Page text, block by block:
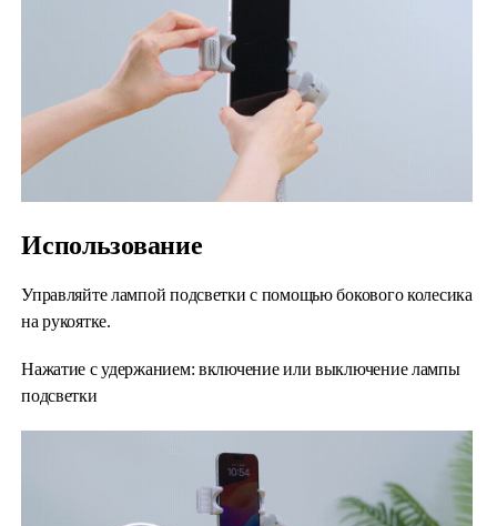
Использование
Управляйте лампой подсветки с помощью бокового колесика
на рукоятке.
Нажатие с удержанием: включение или выключение лампы
подсветки